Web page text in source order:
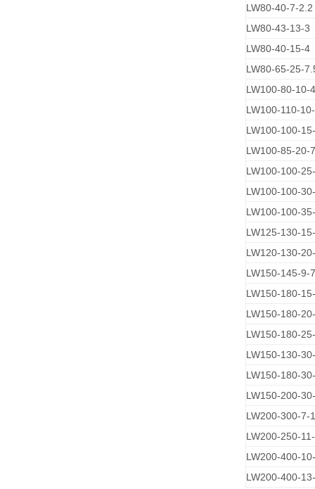
LW80-40-7-2.2
LW80-43-13-3
LW80-40-15-4
LW80-65-25-
LW100-80-10-
LW100-110-
LW100-100-
LW100-85-20-
LW100-100-
LW100-100-
LW100-100-
LW125-130-
LW120-130-
LW150-145-9-
LW150-180-
LW150-180-
LW150-180-
LW150-130-
LW150-180-
LW150-200-
LW200-300-7-
LW200-250-
LW200-400-
LW200-400-